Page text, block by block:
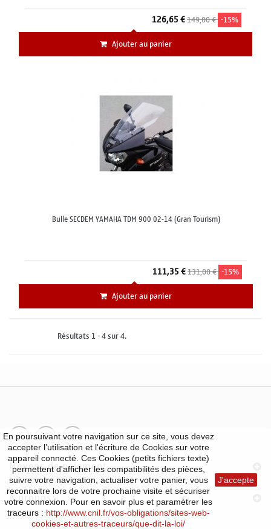
126,65 €149,00 € -15%
Ajouter au panier
Bulle SECDEM YAMAHA TDM 900 02-14 (Gran Tourism)
111,35 €131,00 € -15%
Ajouter au panier
Résultats 1 - 4 sur 4.
Moyens de paiement
À propos
En poursuivant votre navigation sur ce site, vous devez
accepter l’utilisation et l'écriture de Cookies sur votre
appareil connecté. Ces Cookies (petits fichiers texte)
permettent d'afficher les compatibilités des pièces,
suivre votre navigation, actualiser votre panier, vous
reconnaitre lors de votre prochaine visite et sécuriser
votre connexion. Pour en savoir plus et paramétrer les
traceurs : http://www.cnil.fr/vos-obligations/sites-web-
cookies-et-autres-traceurs/que-dit-la-loi/
J'accepte